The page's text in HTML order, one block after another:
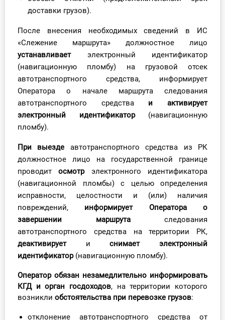
доставки грузов).
После внесения необходимых сведений в ИС
«Слежение маршрута» должностное лицо
устанавливаетэлектронный идентификатор
(навигационную пломбу) на грузовой отсек
автотранспортного средства, информирует
Оператора о начале маршрута следования
автотранспортного средства и активирует
электронный идентификатор(навигационную
пломбу).
При выезде автотранспортного средства из РК
должностное лицо на государственной границе
проводитосмотр электронного идентификатора
(навигационной пломбы) с целью определения
исправности, целостности и (или) наличия
повреждений, информирует Оператора о
завершении маршрутаследования
автотранспортного средства на территории РК,
деактивируетиснимает электронный
идентификатор(навигационную пломбу).
Оператор обязан незамедлительно информировать
КГД и орган госдоходов, на территории которого
возникли обстоятельства при перевозке грузов:
отклонение автотранспортного средства от